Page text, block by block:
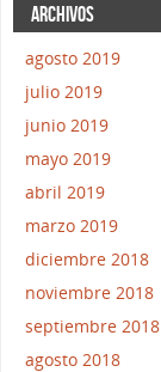
ARCHIVOS
agosto 2019
julio 2019
junio 2019
mayo 2019
abril 2019
marzo 2019
diciembre 2018
noviembre 2018
septiembre 2018
agosto 2018